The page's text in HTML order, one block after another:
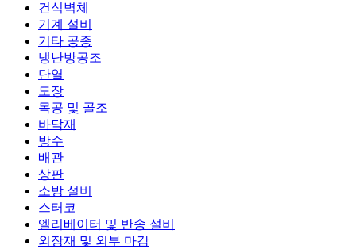
건식벽체
기계 설비
기타 공종
냉난방공조
단열
도장
목공 및 골조
바닥재
방수
배관
상판
소방 설비
스터코
엘리베이터 및 반송 설비
외장재 및 외부 마감